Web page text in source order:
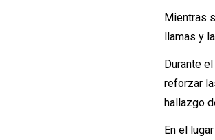
Mientras
llamas y
Durante
reforzar
hallazgo
En el